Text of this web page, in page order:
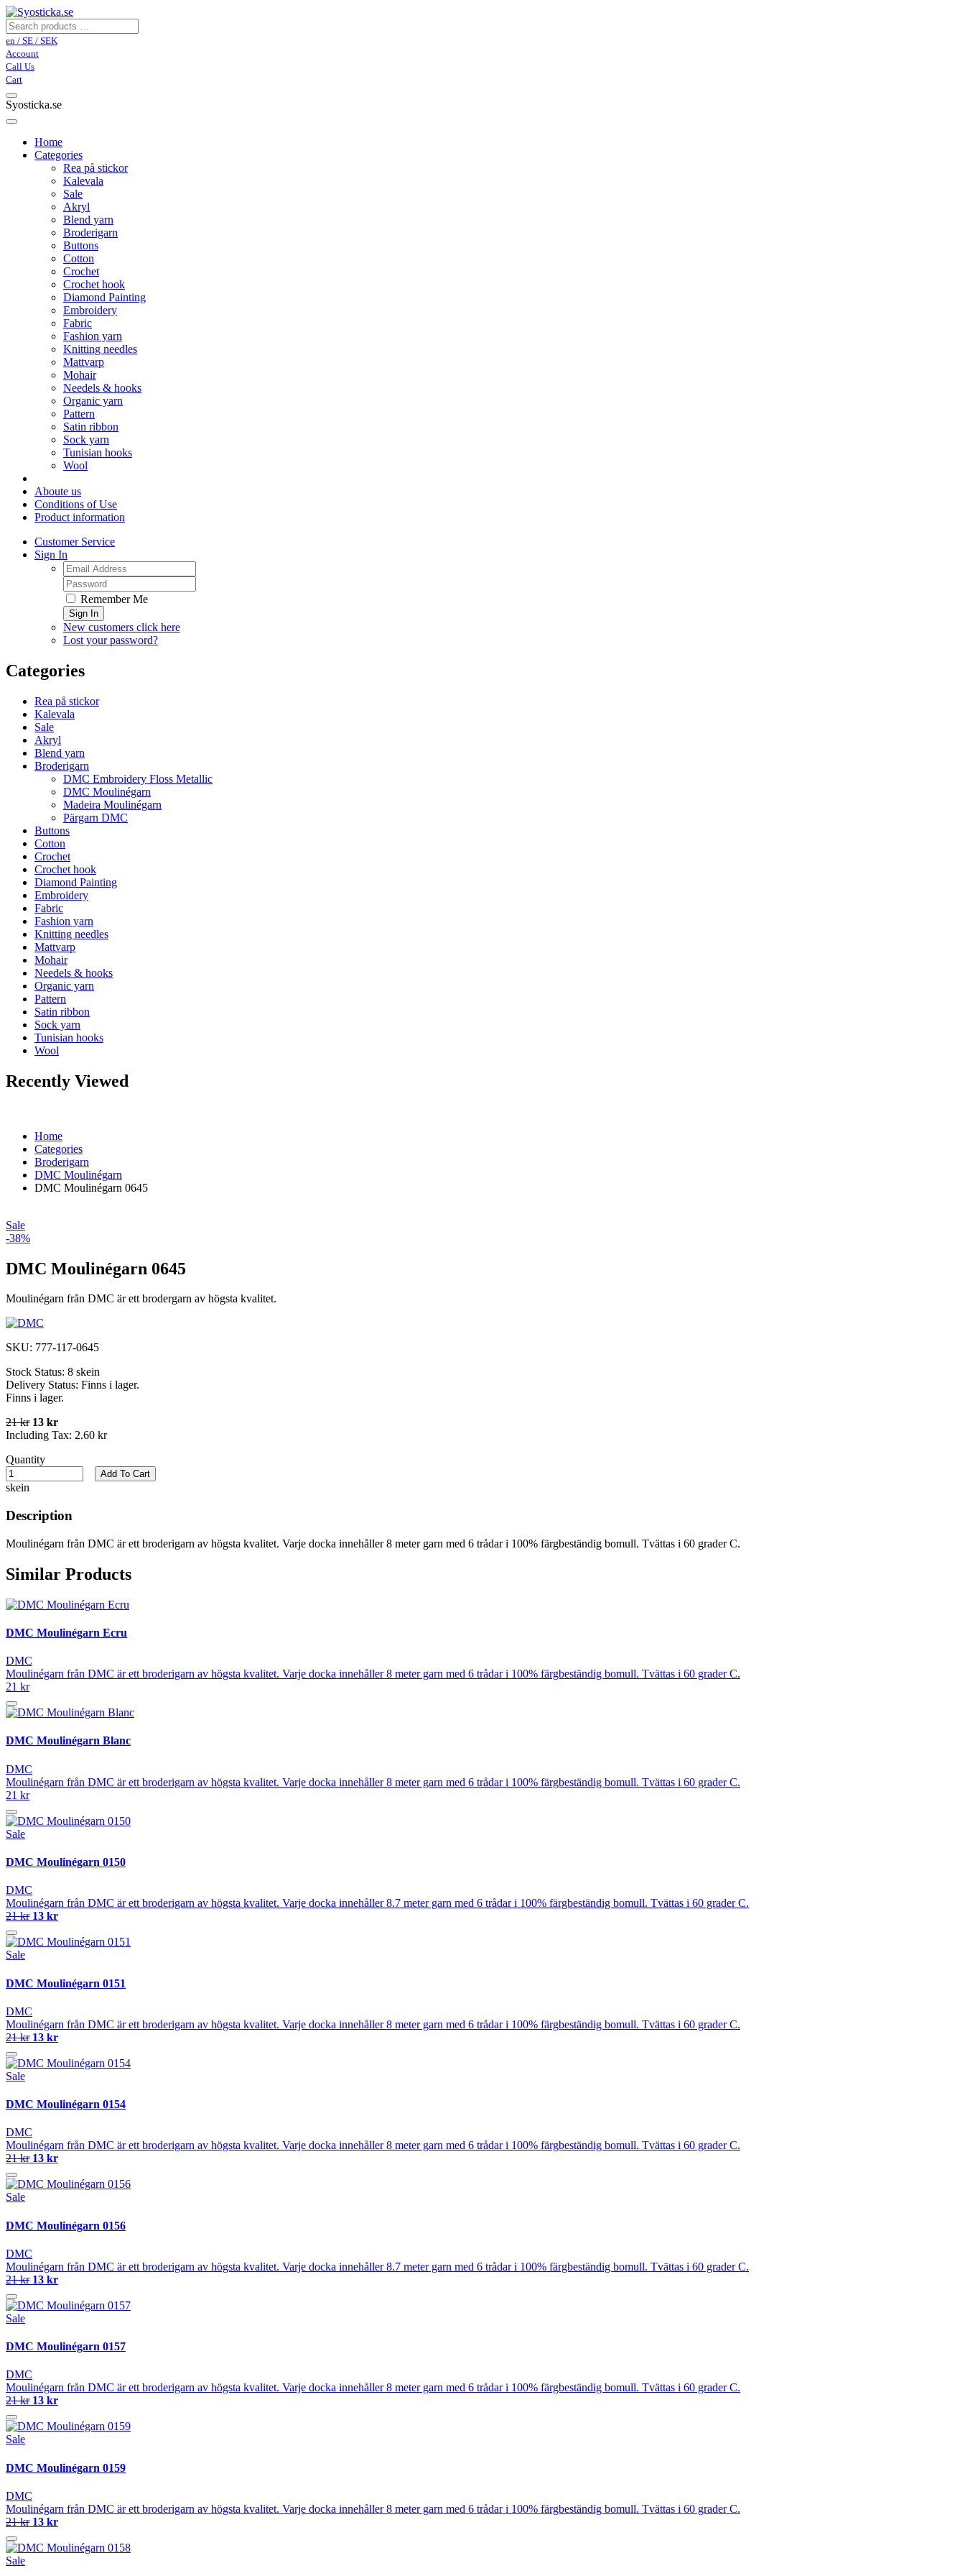
en / SE / SEK
Account
Call Us
Cart
Syosticka.se
Home
Categories
Rea på stickor
Kalevala
Sale
Akryl
Blend yarn
Broderigarn
Buttons
Cotton
Crochet
Crochet hook
Diamond Painting
Embroidery
Fabric
Fashion yarn
Knitting needles
Mattvarp
Mohair
Needels & hooks
Organic yarn
Pattern
Satin ribbon
Sock yarn
Tunisian hooks
Wool
Aboute us
Conditions of Use
Product information
Customer Service
Sign In
Remember Me
Sign In
New customers click here
Lost your password?
Categories
Rea på stickor
Kalevala
Sale
Akryl
Blend yarn
Broderigarn
DMC Embroidery Floss Metallic
DMC Moulinégarn
Madeira Moulinégarn
Pärgarn DMC
Buttons
Cotton
Crochet
Crochet hook
Diamond Painting
Embroidery
Fabric
Fashion yarn
Knitting needles
Mattvarp
Mohair
Needels & hooks
Organic yarn
Pattern
Satin ribbon
Sock yarn
Tunisian hooks
Wool
Recently Viewed
Home
Categories
Broderigarn
DMC Moulinégarn
DMC Moulinégarn 0645
Sale
-38%
DMC Moulinégarn 0645
Moulinégarn från DMC är ett brodergarn av högsta kvalitet.
SKU: 777-117-0645
Stock Status: 8 skein
Delivery Status: Finns i lager.
Finns i lager.
21 kr 13 kr
Including Tax: 2.60 kr
Quantity
skein
Add To Cart
Description
Moulinégarn från DMC är ett broderigarn av högsta kvalitet. Varje docka innehåller 8 meter garn med 6 trådar i 100% färgbeständig bomull. Tvättas i 60 grader C.
Similar Products
DMC Moulinégarn Ecru
DMC
Moulinégarn från DMC är ett broderigarn av högsta kvalitet. Varje docka innehåller 8 meter garn med 6 trådar i 100% färgbeständig bomull. Tvättas i 60 grader C.
21 kr
DMC Moulinégarn Blanc
DMC
Moulinégarn från DMC är ett broderigarn av högsta kvalitet. Varje docka innehåller 8 meter garn med 6 trådar i 100% färgbeständig bomull. Tvättas i 60 grader C.
21 kr
Sale
DMC Moulinégarn 0150
DMC
Moulinégarn från DMC är ett broderigarn av högsta kvalitet. Varje docka innehåller 8.7 meter garn med 6 trådar i 100% färgbeständig bomull. Tvättas i 60 grader C.
21 kr 13 kr
Sale
DMC Moulinégarn 0151
DMC
Moulinégarn från DMC är ett broderigarn av högsta kvalitet. Varje docka innehåller 8 meter garn med 6 trådar i 100% färgbeständig bomull. Tvättas i 60 grader C.
21 kr 13 kr
Sale
DMC Moulinégarn 0154
DMC
Moulinégarn från DMC är ett broderigarn av högsta kvalitet. Varje docka innehåller 8 meter garn med 6 trådar i 100% färgbeständig bomull. Tvättas i 60 grader C.
21 kr 13 kr
Sale
DMC Moulinégarn 0156
DMC
Moulinégarn från DMC är ett broderigarn av högsta kvalitet. Varje docka innehåller 8.7 meter garn med 6 trådar i 100% färgbeständig bomull. Tvättas i 60 grader C.
21 kr 13 kr
Sale
DMC Moulinégarn 0157
DMC
Moulinégarn från DMC är ett broderigarn av högsta kvalitet. Varje docka innehåller 8 meter garn med 6 trådar i 100% färgbeständig bomull. Tvättas i 60 grader C.
21 kr 13 kr
Sale
DMC Moulinégarn 0159
DMC
Moulinégarn från DMC är ett broderigarn av högsta kvalitet. Varje docka innehåller 8 meter garn med 6 trådar i 100% färgbeständig bomull. Tvättas i 60 grader C.
21 kr 13 kr
Sale